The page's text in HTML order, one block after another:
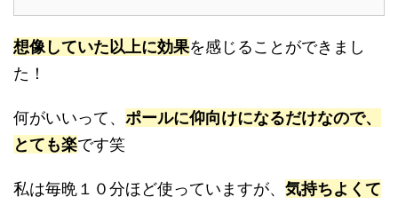
想像していた以上に効果を感じることができまし
た！
何がいいって、 ポールに仰向けになるだけなので、
とても楽です笑
私は毎晩１０分ほど使っていますが、 気持ちよくて